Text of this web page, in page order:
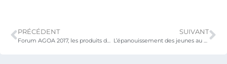
PRÉCÉDENT SUIVANT